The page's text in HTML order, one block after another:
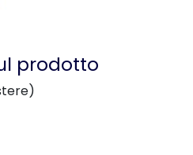
prodotto